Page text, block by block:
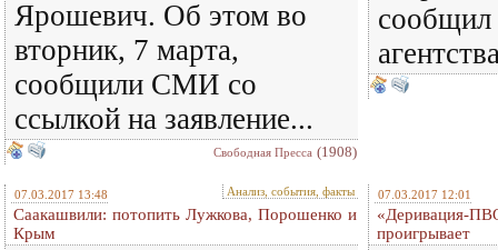
Ярошевич. Об этом во
вторник, 7 марта,
сообщили СМИ со
ссылкой на заявление...
Свободная Пресса (1908)
сообщил
07.03.2017 13:48 Анализ, события, факты
Саакашвили: потопить Лужкова, Порошенко и
Крым
07.03.2017 12:01
«Деривация-
проигрывает